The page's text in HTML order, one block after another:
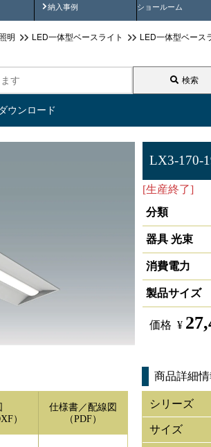
納入事例
納入事例動画 ショールーム
明 LED一体型ベースライト LED一体型ベース
検索
ウンロード
LX3-170-
[生産終了]
分類
器具 光束
消費電力
製品サイズ
価格 ¥
）
仕様書／配線図
（PDF）
商品詳細情
シリーズ
サイズ